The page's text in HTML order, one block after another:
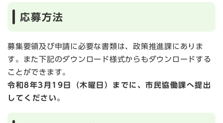
応募方法
募集要領及び申請に必要な書類は、政策推進課にありま
す。また下記のダウンロード様式からもダウンロードする
ことができます。
令和8年3月19日（木曜日）までに、市民協働課へ提出
してください。